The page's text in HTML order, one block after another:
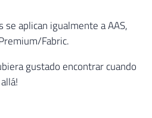
se aplican igualmente a AAS,
Fabric.
gustado encontrar cuando